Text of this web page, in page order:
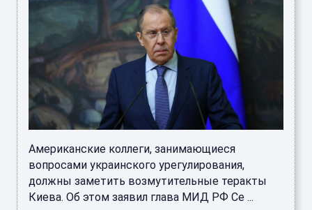
Американские коллеги, занимающиеся
вопросами украинского урегулирования,
должны заметить возмутительные теракты
Киева. Об этом заявил глава МИД РФ Се ...